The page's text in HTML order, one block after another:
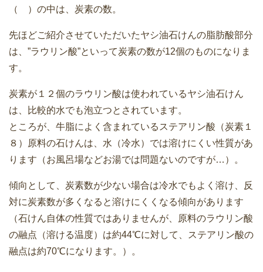
（ ）の中は、炭素の数。
先ほどご紹介させていただいたヤシ油石けんの脂肪酸部分
は、”ラウリン酸”といって炭素の数が12個のものになりま
す。
炭素が１２個のラウリン酸は使われているヤシ油石けん
は、比較的水でも泡立つとされています。
ところが、牛脂によく含まれているステアリン酸（炭素１
８）原料の石けんは、水（冷水）では溶けにくい性質があ
ります（お風呂場などお湯では問題ないのですが…）。
傾向として、炭素数が少ない場合は冷水でもよく溶け、反
対に炭素数が多くなると溶けにくくなる傾向があります
（石けん自体の性質ではありませんが、原料のラウリン酸
の融点（溶ける温度）は約44℃に対して、ステアリン酸の
融点は約70℃になります。）。